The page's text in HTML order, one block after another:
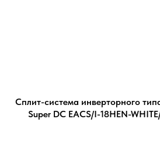
Сплит-система инверторного
Super DC EACS/I-18HEN-